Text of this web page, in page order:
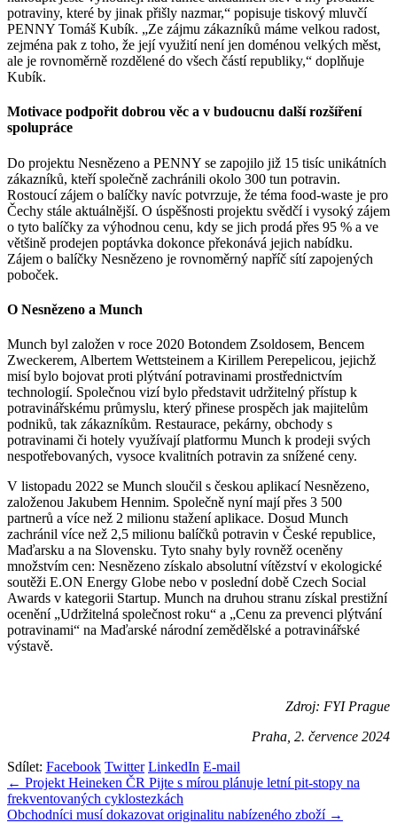
potraviny, které by jinak přišly nazmar,“ popisuje tiskový mluvčí
PENNY Tomáš Kubík. „Ze zájmu zákazníků máme velkou radost,
zejména pak z toho, že její využití není jen doménou velkých měst,
ale je rovnoměrně rozdělené do všech částí republiky,“ doplňuje
Kubík.
Motivace podpořit dobrou věc a v budoucnu další rozšíření
spolupráce
Do projektu Nesnězeno a PENNY se zapojilo již 15 tisíc unikátních
zákazníků, kteří společně zachránili okolo 300 tun potravin.
Rostoucí zájem o balíčky navíc potvrzuje, že téma food-waste je pro
Čechy stále aktuálnější. O úspěšnosti projektu svědčí i vysoký zájem
o tyto balíčky za výhodnou cenu, kdy se jich prodá přes 95 % a ve
většině prodejen poptávka dokonce překonává jejich nabídku.
Zájem o balíčky Nesnězeno je rovnoměrný napříč sítí zapojených
poboček.
O Nesnězeno a Munch
Munch byl založen v roce 2020 Botondem Zsoldosem, Bencem
Zweckerem, Albertem Wettsteinem a Kirillem Perepelicou, jejichž
misí bylo bojovat proti plýtvání potravinami prostřednictvím
technologií. Společnou vizí bylo představit udržitelný přístup k
potravinářskému průmyslu, který přinese prospěch jak majitelům
podniků, tak zákazníkům. Restaurace, pekárny, obchody s
potravinami či hotely využívají platformu Munch k prodeji svých
nespotřebovaných, vysoce kvalitních potravin za snížené ceny.
V listopadu 2022 se Munch sloučil s českou aplikací Nesnězeno,
založenou Jakubem Hennim. Společně nyní mají přes 3 500
partnerů a více než 2 milionu stažení aplikace. Dosud Munch
zachránil více než 2,5 milionu balíčků potravin v České republice,
Maďarsku a na Slovensku. Tyto snahy byly rovněž oceněny
množstvím cen: Nesnězeno získalo absolutní vítězství v ekologické
soutěži E.ON Energy Globe nebo v poslední době Czech Social
Awards v kategorii Startup. Munch na druhou stranu získal prestižní
ocenění „Udržitelná společnost roku“ a „Cenu za prevenci plýtvání
potravinami“ na Maďarské národní zemědělské a potravinářské
výstavě.
Zdroj: FYI Prague
Praha, 2. července 2024
Sdílet: Facebook Twitter LinkedIn E-mail
Navigace
pro
← Projekt Heineken ČR Pijte s mírou plánuje letní pit-stopy na
frekventovaných cyklostezkách
Obchodníci musí dokazovat originalitu nabízeného zboží →